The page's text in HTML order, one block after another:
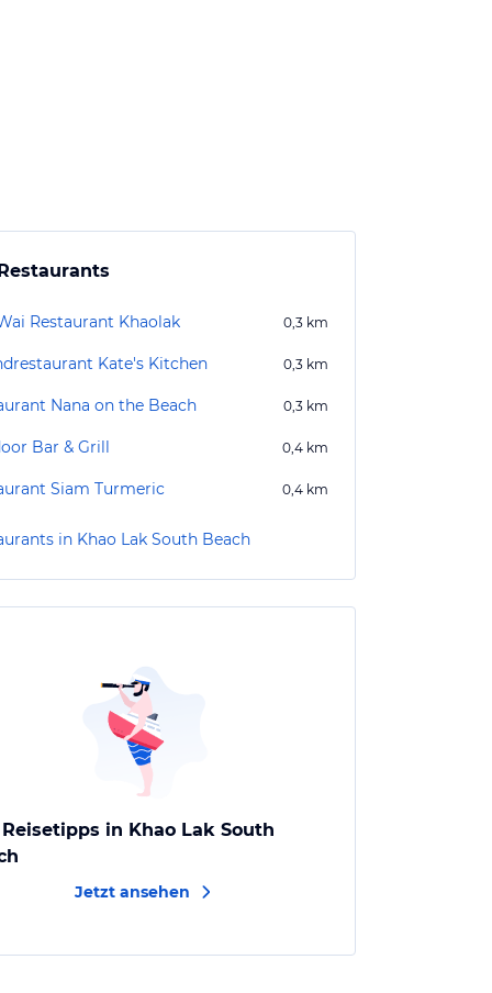
Restaurant Khaolak 0,3 km
Kate's Kitchen 0,3 km
Nana on the Beach 0,3 km
Bar & Grill 0,4 km
Siam Turmeric 0,4 km
in Khao Lak South Beach
in Khao Lak South
Jetzt ansehen